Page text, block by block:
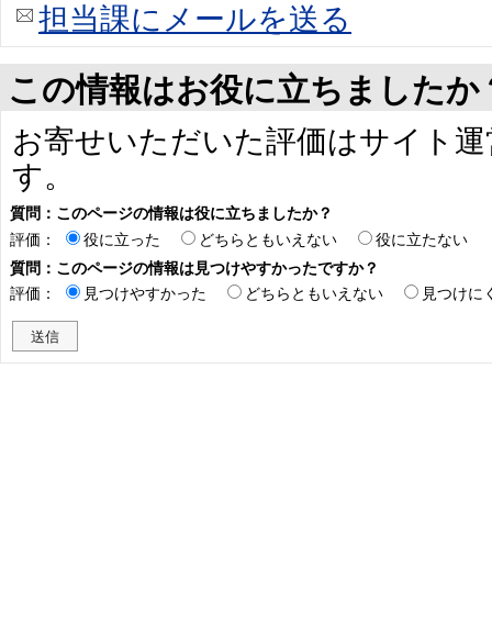
担当課にメールを送る
この情報はお役に立ちましたか
お寄せいただいた評価はサイト
す。
質問：このページの情報は役に立ちましたか？
評価：
役に立った どちらともいえない
役に立たない
質問：このページの情報は見つけやすかったですか？
評価：
見つけやすかった どちらともいえない 見つけに